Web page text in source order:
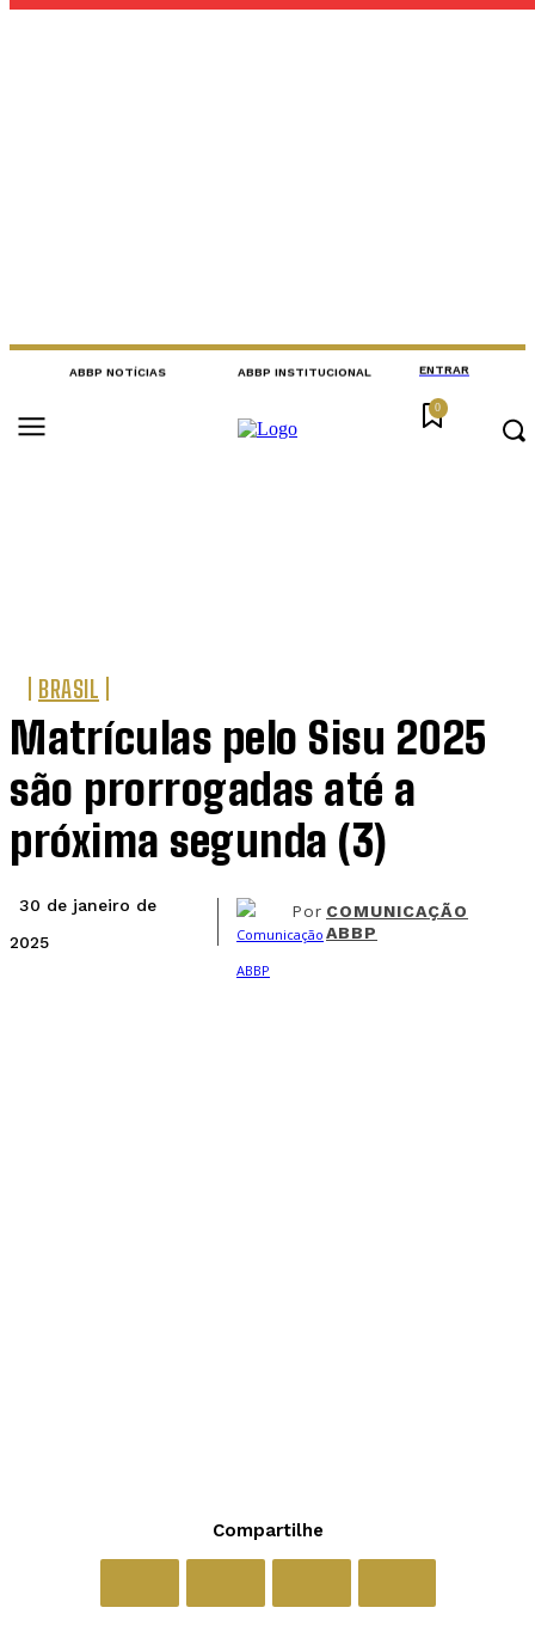
0
ABBP NOTÍCIAS ABBP INSTITUCIONAL ENTRAR
0
BRASIL
Matrículas pelo Sisu 2025
são prorrogadas até a
próxima segunda (3)
30 de janeiro de
2025
Por COMUNICAÇÃO
ABBP
Compartilhe